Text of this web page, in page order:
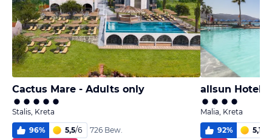
Cactus Mare - Adults only
Stalis, Kreta
96% 5,5/6
726 Bew.
allsun Hotel
Malia, Kreta
92% 5,1